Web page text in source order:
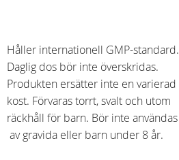
Håller internationell GMP-standard.
Daglig dos bör inte överskridas.
Produkten ersätter inte en varierad
kost. Förvaras torrt, svalt och utom
räckhåll för barn. Bör inte användas
av gravida eller barn under 8 år.